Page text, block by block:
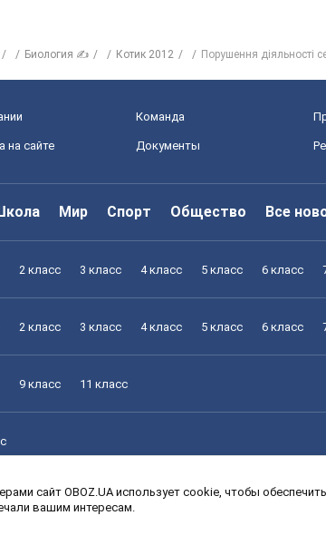
Биология ✍ Котик 2012 Порушення діяльності
Команда
на сайте Документы
Мир Спорт Общество Все
2 класс 3 класс 4 класс 5 класс 6 класс
2 класс 3 класс 4 класс 5 класс 6 класс
9 класс 11 класс
2 класс 3 класс 4 класс 5 класс 6 класс
сайт OBOZ.UA использует cookie, чтобы
вашим интересам.